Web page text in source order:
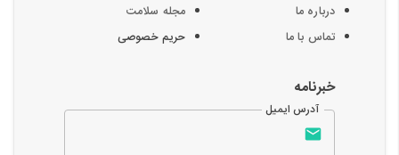
درباره ما
تماس با ما
مجله سلامت
حریم خصوصی
خبرنامه
آدرس ایمیل